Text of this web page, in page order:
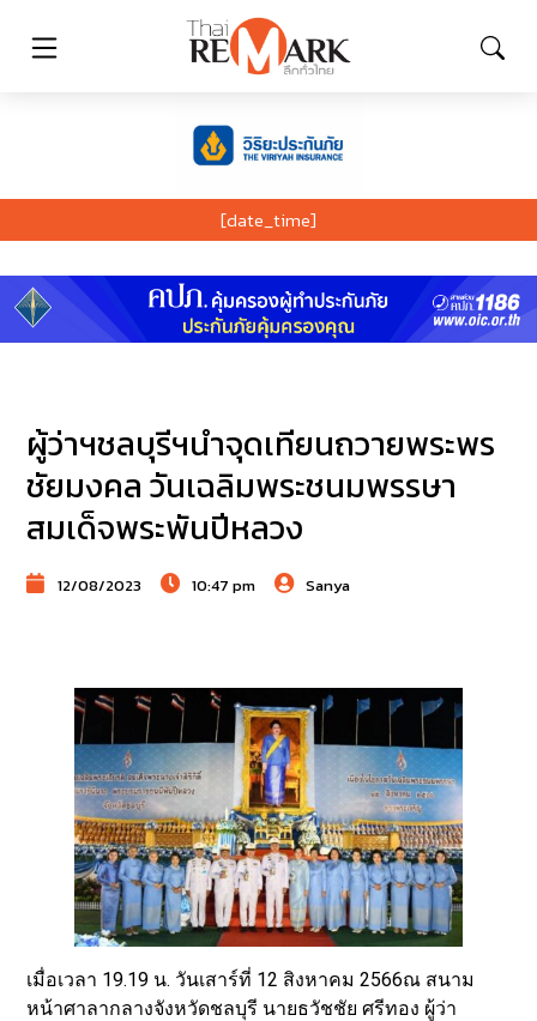
[date_time]
ผู้ว่าฯชลบุรีฯนำจุดเทียนถวายพระพร
ชัยมงคล วันเฉลิมพระชนมพรรษา
สมเด็จพระพันปีหลวง
12/08/2023 10:47 pm Sanya
เมื่อเวลา 19.19 น. วันเสาร์ที่ 12 สิงหาคม 2566ณ สนาม
หน้าศาลากลางจังหวัดชลบุรี นายธวัชชัย ศรีทอง ผู้ว่า